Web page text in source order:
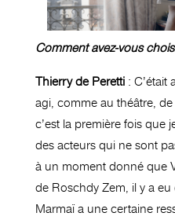
Comment avez-vous
Thierry de Peretti: C’était
agi, comme au théâtre,
c’est la première fois que
des acteurs qui ne sont
à un moment donné que
de Roschdy Zem, il y a eu
Marmaï a une certaine